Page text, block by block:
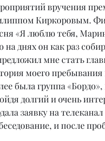
вручения
Киркоровым.
«Я люблю тебя,
на днях он как раз
мне стать
моего
была группа
долгий и очень
заявку на
и после